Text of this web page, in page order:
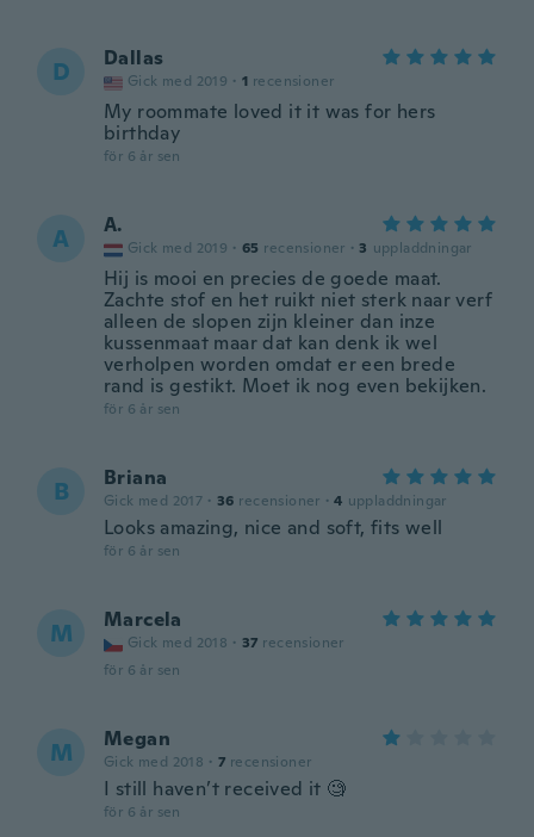
D Dallas
Gick med 2019 · 1 recensioner
My roommate loved it it was for hers
birthday
för 6 år sen
A A.
Gick med 2019 · 65 recensioner · 3 uppladdningar
Hij is mooi en precies de goede maat.
Zachte stof en het ruikt niet sterk naar verf
alleen de slopen zijn kleiner dan inze
kussenmaat maar dat kan denk ik wel
verholpen worden omdat er een brede
rand is gestikt. Moet ik nog even bekijken.
för 6 år sen
B Briana
Gick med 2017 · 36 recensioner · 4 uppladdningar
Looks amazing, nice and soft, fits well
för 6 år sen
M Marcela
Gick med 2018 · 37 recensioner
för 6 år sen
M Megan
Gick med 2018 · 7 recensioner
I still haven’t received it 🧐
för 6 år sen